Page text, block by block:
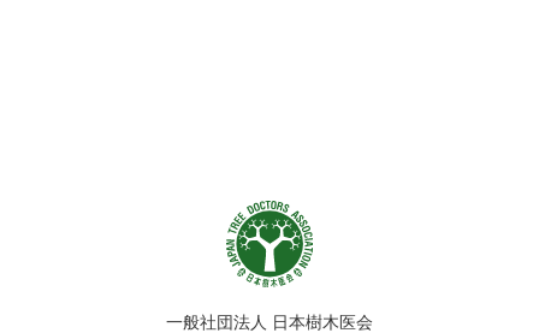
一般社団法人 日本樹木医会